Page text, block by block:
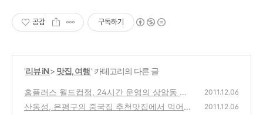
공감 구독하기
'리뷰 iN> 맛집, 여행' 카테고리의 다른 글
홈플러스 월드컵점, 24시간 운영의 상암동 월
드컵경기장의 대형마트에 새벽에 장을 보기~
2011.12.06
산동성, 은평구의 중국집 추천맛집에서 먹어
2011.12.06